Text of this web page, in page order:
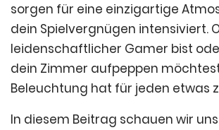
sorgen für eine einzigartige
dein Spielvergnügen intensiviert.
leidenschaftlicher Gamer bist
dein Zimmer aufpeppen
Beleuchtung hat für jeden etwas
In diesem Beitrag schauen wir